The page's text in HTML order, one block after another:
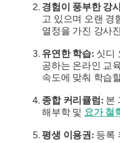
경험이 풍부한 강
고 있으며 오랜 경
열정을 가진 강사
유연한 학습: 싯디
공하는 온라인 교
속도에 맞춰 학습
종합 커리큘럼: 본
해부학 및 요가 철
평생 이용권: 등록